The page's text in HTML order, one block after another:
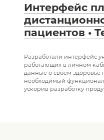
Интерфейс
пациентов •
Разработали интерфейс
работающих в личном
данные о своем здоровье
необходимый
ускорив разработку